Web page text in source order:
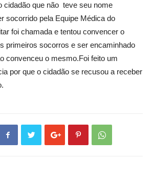
cidadão que não teve seu nome
socorrido pela Equipe Médica do
foi chamada e tentou convencer o
primeiros socorros e ser encaminhado
convenceu o mesmo.Foi feito um
por que o cidadão se recusou a receber